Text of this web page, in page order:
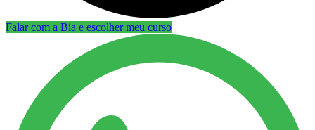
Falar com a Bia e escolher meu curso